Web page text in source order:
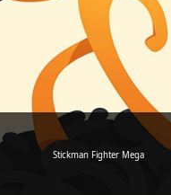
Stickman Fighter Mega